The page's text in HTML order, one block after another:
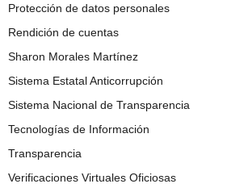
Protección de datos personales
Rendición de cuentas
Sharon Morales Martínez
Sistema Estatal Anticorrupción
Sistema Nacional de Transparencia
Tecnologías de Información
Transparencia
Verificaciones Virtuales Oficiosas